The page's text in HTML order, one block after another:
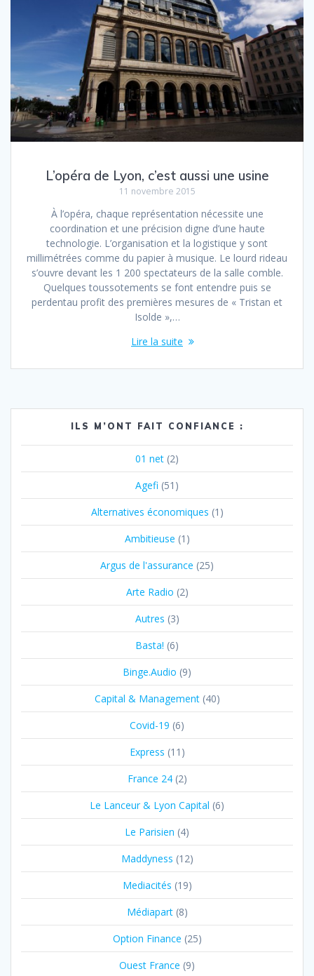
L’opéra de Lyon, c’est aussi une usine
11 novembre 2015
À l’opéra, chaque représentation nécessite une
coordination et une précision digne d’une haute
technologie. L’organisation et la logistique y sont
millimétrées comme du papier à musique. Le lourd rideau
s’ouvre devant les 1 200 spectateurs de la salle comble.
Quelques toussotements se font entendre puis se
perdentau profit des premières mesures de « Tristan et
Isolde »,…
Lire la suite
ILS M’ONT FAIT CONFIANCE :
01 net (2)
Agefi (51)
Alternatives économiques (1)
Ambitieuse (1)
Argus de l'assurance (25)
Arte Radio (2)
Autres (3)
Basta! (6)
Binge.Audio (9)
Capital & Management(40)
Covid-19 (6)
Express (11)
France 24(2)
Le Lanceur & Lyon Capital (6)
Le Parisien (4)
Maddyness (12)
Mediacités (19)
Médiapart(8)
Option Finance (25)
Ouest France (9)